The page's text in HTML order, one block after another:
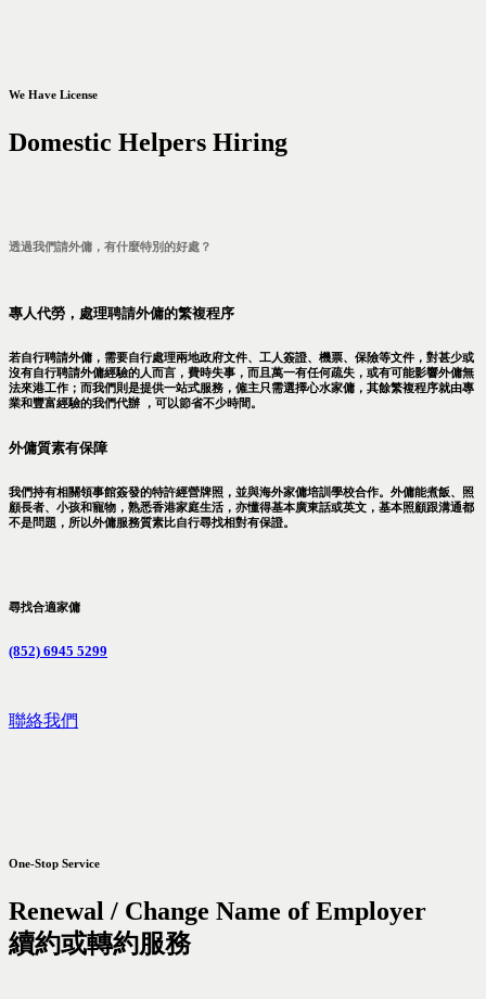
We Have License
Domestic Helpers Hiring
透過我們請外傭，有什麼特別的好處？
專人代勞，處理聘請外傭的繁複程序
若自行聘請外傭，需要自行處理兩地政府文件、工人簽證、機票、保險等文件，對甚少或
沒有自行聘請外傭經驗的人而言，費時失事，而且萬一有任何疏失，或有可能影響外傭無
法來港工作；而我們則是提供一站式服務，僱主只需選擇心水家傭，其餘繁複程序就由專
業和豐富經驗的我們代辦 ，可以節省不少時間。
外傭質素有保障
我們持有相關領事館簽發的特許經營牌照，並與海外家傭培訓學校合作。外傭能煮飯、照
顧長者、小孩和寵物，熟悉香港家庭生活，亦懂得基本廣東話或英文，基本照顧跟溝通都
不是問題，所以外傭服務質素比自行尋找相對有保證。
尋找合適家傭
(852) 6945 5299
聯絡我們
One-Stop Service
Renewal / Change Name of Employer
續約或轉約服務